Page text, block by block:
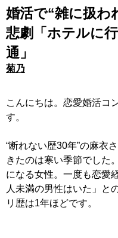
婚活で“雑に扱わ
悲劇「ホテルに
通」
菊乃
こんにちは。恋愛婚活コ
す。
“断れない歴30年”の麻衣
きたのは寒い季節でした
になる女性。一度も恋愛
人未満の男性はいた」と
リ歴は1年ほどです。